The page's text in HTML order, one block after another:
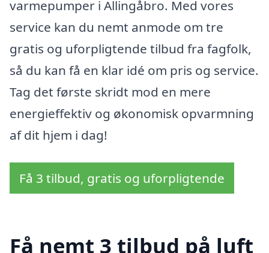
varmepumper i Allingåbro. Med vores
service kan du nemt anmode om tre
gratis og uforpligtende tilbud fra fagfolk,
så du kan få en klar idé om pris og service.
Tag det første skridt mod en mere
energieffektiv og økonomisk opvarmning
af dit hjem i dag!
Få 3 tilbud, gratis og uforpligtende
Få nemt 3 tilbud på luft